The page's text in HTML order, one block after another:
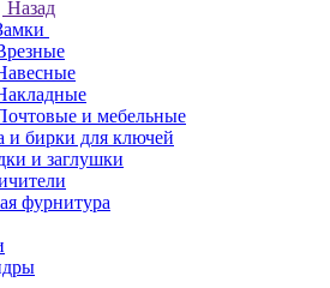
Назад
и мебельные
и бирки для ключей
и заглушки
фурнитура